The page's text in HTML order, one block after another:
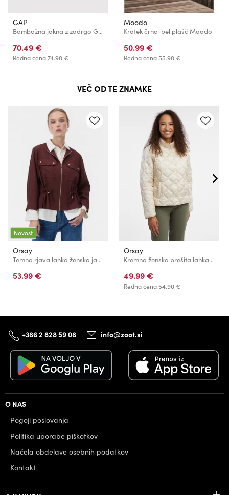
GAP
Bombažna jakna z zadrgo GAP
70.49 €
Redna cena74.90 €
Moodo
Kratek črno-bel plašč Moodo
50.99 €
Redna cena55.90 €
VEČ OD TE ZNAMKE
Novost
Orsay
Temno rjava lahka ženska jakna ORSAY
53.99 €
Orsay
Kremna ženska prešita lahka jakna ORSAY
49.99 €
Redna cena54.90 €
+386 2 828 59 08 info@zoot.si
O NAS
Pogoji poslovanja
Politika uporabe piškotkov
Načela obdelave osebnih podatkov
Kontakt